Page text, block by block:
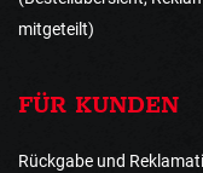
mitgeteilt)
FÜR KUNDEN
Rückgabe und